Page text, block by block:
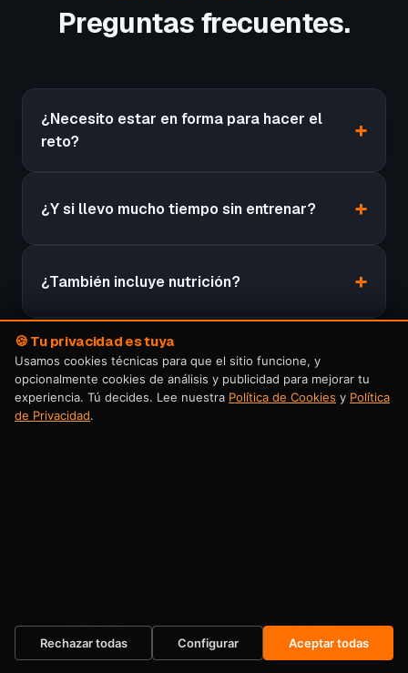
Preguntas frecuentes.
¿Necesito estar en forma para hacer el
reto?
¿Y si llevo mucho tiempo sin entrenar?
¿También incluye nutrición?
¿Voy a tener seguimiento durante el
proceso?
Dejas de posponerlo.
Empiezas ahora.
Quiero mi plaza →
🍪 Tu privacidad es tuya
Usamos cookies técnicas para que el sitio funcione, y
opcionalmente cookies de análisis y publicidad para mejorar tu
experiencia. Tú decides. Lee nuestra Política de Cookies y Política
de Privacidad.
Rechazar todas Configurar Aceptar todas